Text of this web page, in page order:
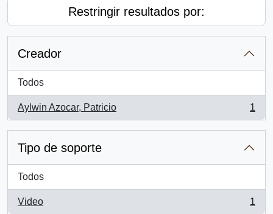
Restringir resultados por:
Creador
Todos
Aylwin Azocar, Patricio
, 1 resultados
1
Tipo de soporte
Todos
Video
, 1 resultados
1